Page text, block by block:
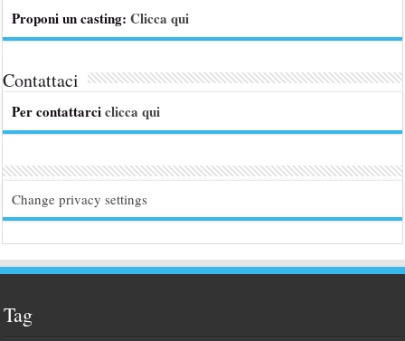
Proponi un casting:Clicca qui
Contattaci
Per contattarciclicca qui
Change privacy settings
Tag